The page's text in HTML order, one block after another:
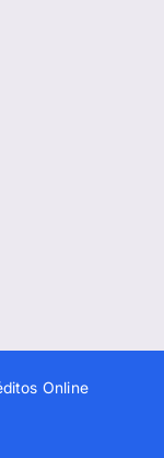
Online